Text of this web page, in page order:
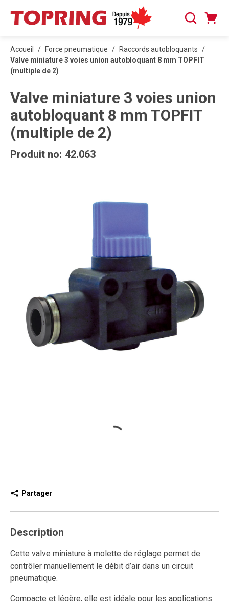
PASSER AU CONTENU PRINCIPAL
Recherche
Accueil / Force pneumatique / Raccords autobloquants /
Valve miniature 3 voies union autobloquant 8 mm TOPFIT
(multiple de 2)
Valve miniature 3 voies union
autobloquant 8 mm TOPFIT
(multiple de 2)
Produit no: 42.063
Partager
Description
Cette valve miniature à molette de réglage permet de
contrôler manuellement le débit d’air dans un circuit
pneumatique.
Compacte et légère, elle est idéale pour les applications